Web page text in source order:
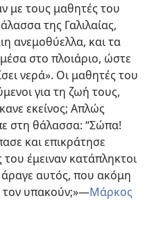
με τους μαθητές του
της Γαλιλαίας,
ανεμοθύελλα, και τα
στο πλοιάριο, ώστε
νερά». Οι μαθητές του
για τη ζωή τους,
εκείνος; Απλώς
στη θάλασσα: “Σώπα!
και επικράτησε
έμειναν κατάπληκτοι
άραγε αυτός, που ακόμη
τον υπακούν;»​—Μάρκος